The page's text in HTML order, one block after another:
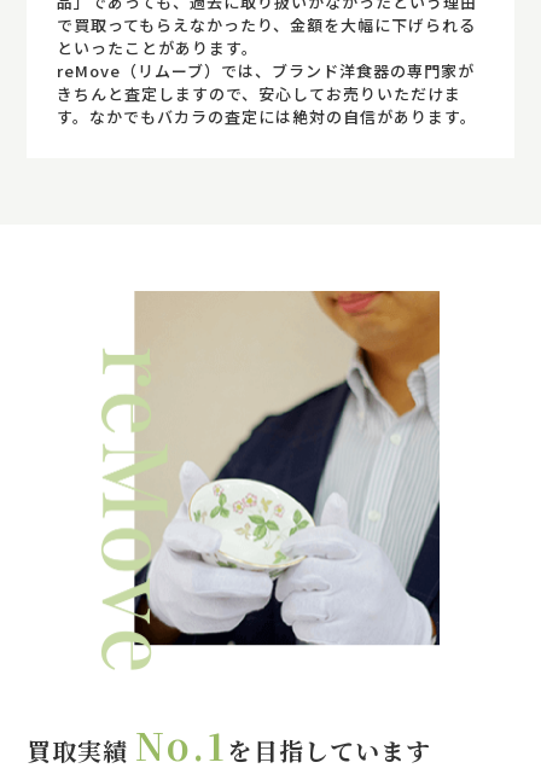
で買取ってもらえなかったり、金額を大幅に下げられる
といったことがあります。
reMove（リムーブ）では、ブランド洋食器の専門家が
きちんと査定しますので、安心してお売りいただけま
す。なかでもバカラの査定には絶対の自信があります。
買取実績 No.1を目指しています